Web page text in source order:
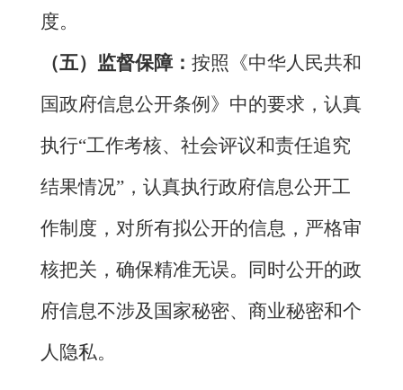
度。
（五）监督保障： 按照《中华人民共和
国政府信息公开条例》中的要求，认真
执行“工作考核、社会评议和责任追究
结果情况”，认真执行政府信息公开工
作制度，对所有拟公开的信息，严格审
核把关，确保精准无误。同时公开的政
府信息不涉及国家秘密、商业秘密和个
人隐私。